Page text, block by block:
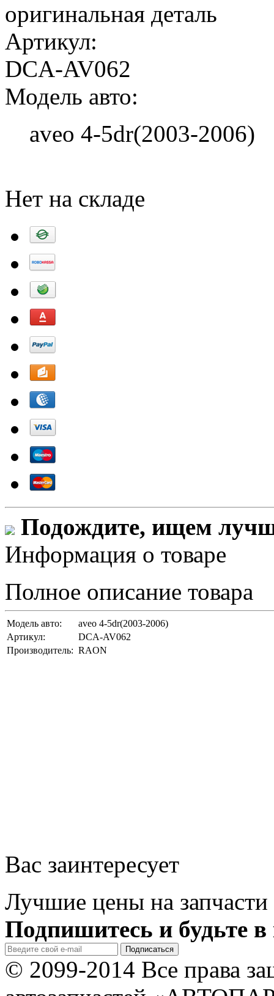
оригинальная деталь
Артикул:
DCA-AV062
Модель авто:
aveo 4-5dr(2003-2006)
Нет на складе
Подождите, ищем
Информация о товаре
Полное описание товара
Модель авто:
aveo 4-5dr(2003-2006)
Артикул:
DCA-AV062
Производитель: RAON
Вас заинтересует
Лучшие цены на запчасти
Подпишитесь и будьте в
© 2099-2014 Все права